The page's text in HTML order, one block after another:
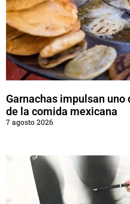
Garnachas impulsan
de la comida mexicana
7 agosto 2026